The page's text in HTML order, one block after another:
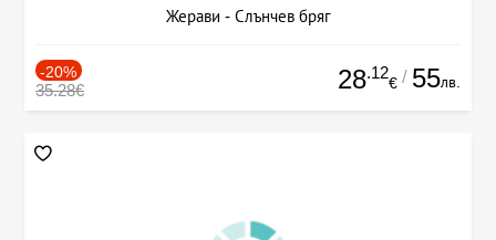
Жерави - Слънчев бряг
-20%
35.28€ 28.12
€ / 55лв.